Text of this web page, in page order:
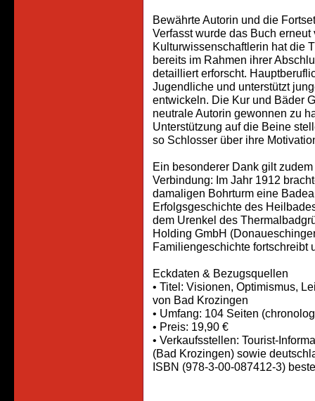
Bewährte Autorin und die
Verfasst wurde das Buch
Kulturwissenschaftlerin hat die
bereits im Rahmen ihrer
detailliert erforscht.
Jugendliche und unterstützt
entwickeln. Die Kur und Bäder
neutrale Autorin gewonnen zu
Unterstützung auf die Beine
so Schlosser über ihre
Ein besonderer Dank gilt
Verbindung: Im Jahr 1912
damaligen Bohrturm eine
Erfolgsgeschichte des
dem Urenkel des
Holding GmbH
Familiengeschichte fortschreibt
Eckdaten & Bezugsquellen
• Titel: Visionen, Optimismus,
von Bad Krozingen
• Umfang: 104 Seiten
• Preis: 19,90 €
• Verkaufsstellen: Tourist-
(Bad Krozingen) sowie
ISBN (978-3-00-087412-3)